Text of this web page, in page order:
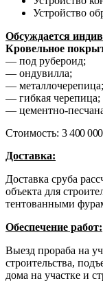
Устройство
Обсуждается
Кровельное
— под рубероид;
— ондувилла;
— металлочерепица;
— гибкая черепица;
— цементно-
Стоимость: 3 400 000
Доставка:
Доставка сруба
объекта для
тентованными
Обеспечение работ:
Выезд прораба на
строительства,
дома на участке и